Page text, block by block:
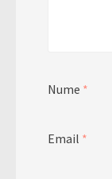
Nume *
Email *